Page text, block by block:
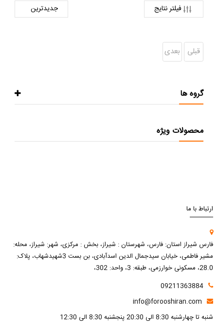
فیلتر نتایج
قبلی بعدی
گروه ها
محصولات ویژه
ارتباط با ما
فارس شیراز استان: فارس، شهرستان : شیراز، بخش : مرکزی، شهر: شیراز، محله:
مشیر فاطمی، خیابان سیدجمال الدین اسدآبادی، بن بست 3شهیدشهاب، پلاک:
28.0، مسکونی خوارزمی، طبقه: 3، واحد: 302،
09211363884
info@forooshiran.com
شنبه تا چهارشنبه 8:30 الی 20:30 پنجشنبه 8:30 الی 12:30